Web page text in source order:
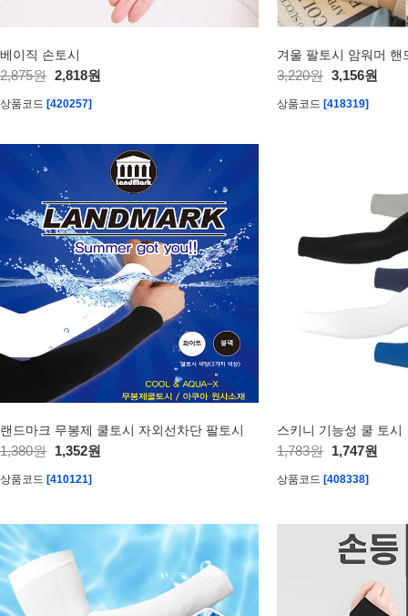
베이직 손토시
2,875원 2,818원
상품코드 [420257]
겨울 팔토시 암워머 핸
3,220원 3,156원
상품코드 [418319]
랜드마크 무봉제 쿨토시 자외선차단 팔토시
1,380원 1,352원
상품코드 [410121]
스키니 기능성 쿨 토시
1,783원 1,747원
상품코드 [408338]